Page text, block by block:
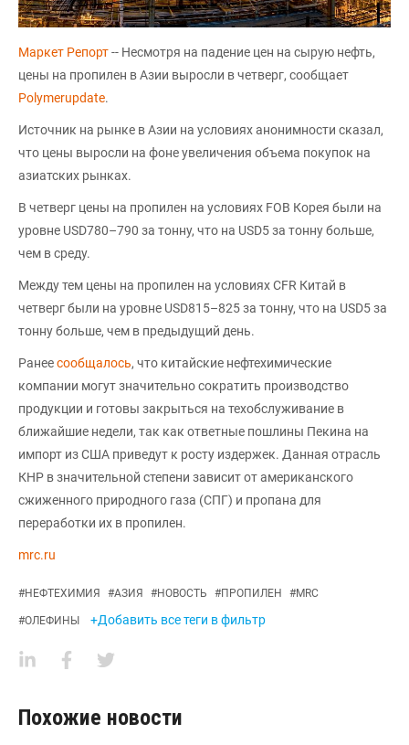
Маркет Репорт-- Несмотря на падение цен на сырую нефть,
цены на пропилен в Азии выросли в четверг, сообщает
Polymerupdate.
Источник на рынке в Азии на условиях анонимности сказал,
что цены выросли на фоне увеличения объема покупок на
азиатских рынках.
В четверг цены на пропилен на условиях FOB Корея были на
уровне USD780–790 за тонну, что на USD5 за тонну больше,
чем в среду.
Между тем цены на пропилен на условиях CFR Китай в
четверг были на уровне USD815–825 за тонну, что на USD5 за
тонну больше, чем в предыдущий день.
Ранеесообщалось, что китайские нефтехимические
компании могут значительно сократить производство
продукции и готовы закрыться на техобслуживание в
ближайшие недели, так как ответные пошлины Пекина на
импорт из США приведут к росту издержек. Данная отрасль
КНР в значительной степени зависит от американского
сжиженного природного газа (СПГ) и пропана для
переработки их в пропилен.
mrc.ru
#НЕФТЕХИМИЯ #АЗИЯ #НОВОСТЬ #ПРОПИЛЕН #MRC
#ОЛЕФИНЫ +Добавить все теги в фильтр
Похожие новости